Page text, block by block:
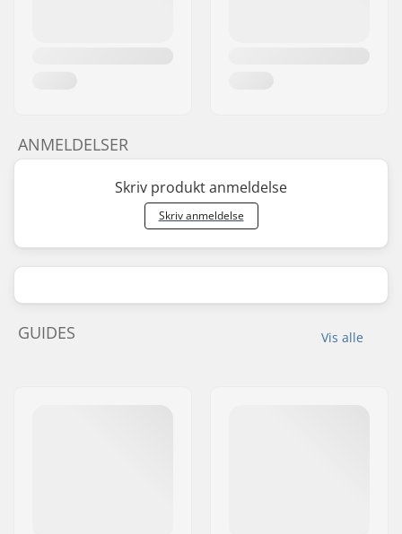
ANMELDELSER
Skriv produkt anmeldelse
Skriv anmeldelse
Vis alle
GUIDES